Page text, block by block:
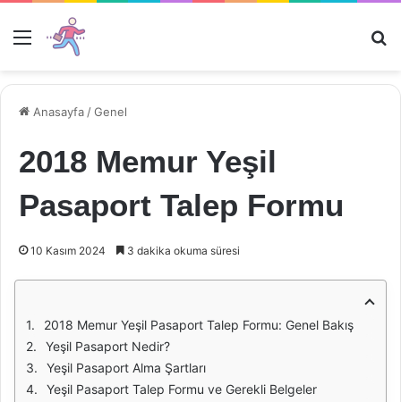
Menü
Anasayfa /Genel
2018 Memur Yeşil
Pasaport Talep Formu
10 Kasım 2024 3 dakika okuma süresi
2018 Memur Yeşil Pasaport Talep Formu: Genel Bakış
Yeşil Pasaport Nedir?
Yeşil Pasaport Alma Şartları
Yeşil Pasaport Talep Formu ve Gerekli Belgeler